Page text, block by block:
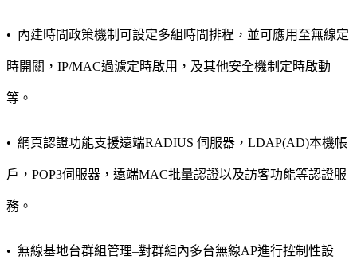
• 內建時間政策機制可設定多組時間排程，並可應用至無線定
時開關，IP/MAC過濾定時啟用，及其他安全機制定時啟動
等。
• 網頁認證功能支援遠端RADIUS 伺服器，LDAP(AD)本機帳
戶，POP3伺服器，遠端MAC批量認證以及訪客功能等認證服
務。
• 無線基地台群組管理–對群組內多台無線AP進行控制性設